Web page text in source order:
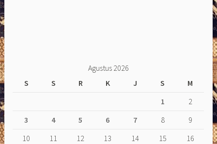
Agustus 2026
S
S R K J S
M
1
2
3
4 5 6 7 8
9
10
11 12 13 14 15
16